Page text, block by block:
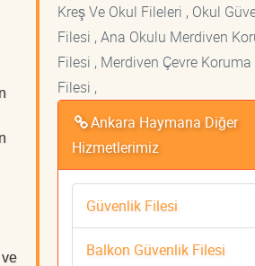
Kreş Ve Okul Fileleri , Okul
Filesi , Ana Okulu Merdiven
Filesi , Merdiven Çevre Koruma
Filesi ,
Ankara Haymana Diğer
Hizmetlerimiz
Güvenlik Filesi
Balkon Güvenlik Filesi